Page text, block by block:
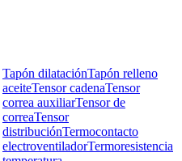
Tapón dilataciónTapón relleno
aceiteTensor cadenaTensor
correa auxiliarTensor de
correaTensor
distribuciónTermocontacto
electroventiladorTermoresistencia